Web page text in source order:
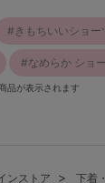
きもちいいショ
なめらか ショ
品が表示されます
ンストア 下着